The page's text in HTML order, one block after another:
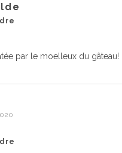
par le moelleux du gâteau!